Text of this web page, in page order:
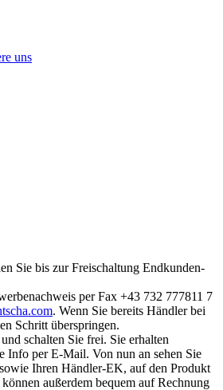
uns
Sie bis zur Freischaltung Endkunden-
per Fax +43 732 777811 7
. Wenn Sie bereits Händler bei
Schritt überspringen.
schalten Sie frei. Sie erhalten
Info per E-Mail. Von nun an sehen Sie
Ihren Händler-EK, auf den Produkt
außerdem bequem auf Rechnung